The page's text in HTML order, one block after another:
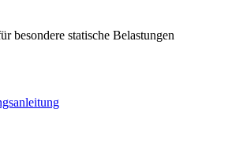
besondere statische Belastungen